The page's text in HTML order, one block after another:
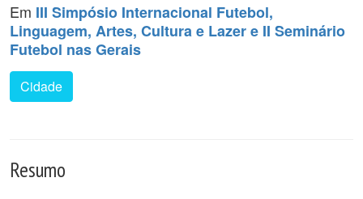
Em III Simpósio Internacional Futebol,
Linguagem, Artes, Cultura e Lazer e II Seminário
Futebol nas Gerais
Cidade
Resumo